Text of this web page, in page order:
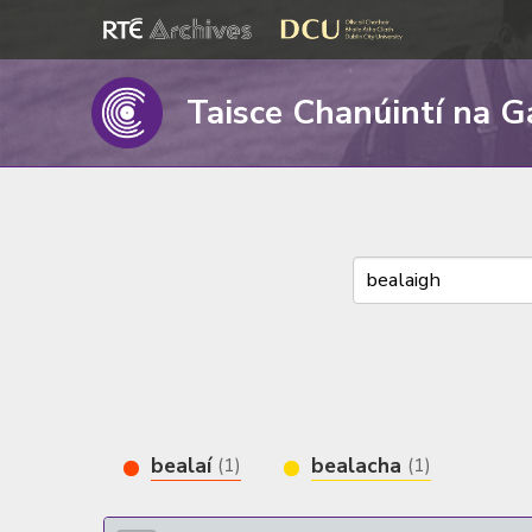
Taisce Chanúintí na
bealaí (1) bealacha (1)